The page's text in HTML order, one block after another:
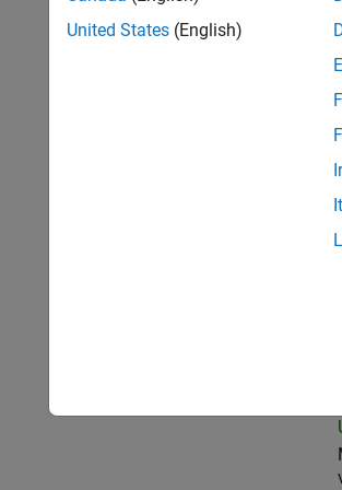
United States (English)